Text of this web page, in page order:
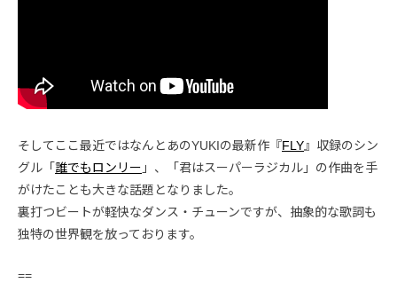
そしてここ最近ではなんとあのYUKIの最新作『FLY』収録のシン
グル「 誰でもロンリー 」、「君はスーパーラジカル」の作曲を手
がけたことも大きな話題となりました。
裏打つビートが軽快なダンス・チューンですが、抽象的な歌詞も
独特の世界観を放っております。
==